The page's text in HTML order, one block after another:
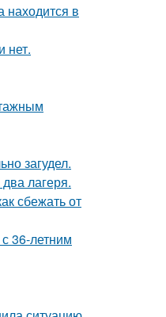
находится в
нет.
загудел.
лагеря.
сбежать от
36-летним